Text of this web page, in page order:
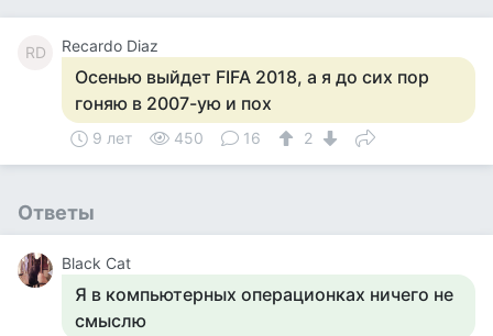
RD Recardo Diaz
Осенью выйдет FIFA 2018, а я до сих пор
гоняю в 2007-ую и пох
9 лет 450 16 2
Ответы
Black Cat
Я в компьютерных операционках ничего не
смыслю